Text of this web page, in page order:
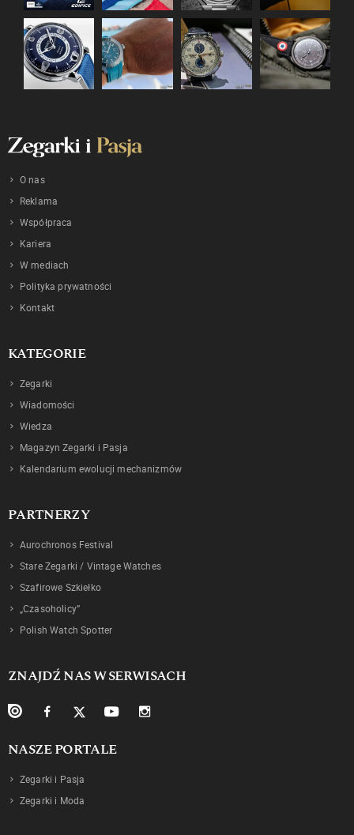
O nas
Reklama
Współpraca
Kariera
W mediach
Polityka prywatności
Kontakt
KATEGORIE
Zegarki
Wiadomości
Wiedza
Magazyn Zegarki i Pasja
Kalendarium ewolucji mechanizmów
PARTNERZY
Aurochronos Festival
Stare Zegarki / Vintage Watches
Szafirowe Szkiełko
„Czasoholicy”
Polish Watch Spotter
ZNAJDŹ NAS W SERWISACH
NASZE PORTALE
Zegarki i Pasja
Zegarki i Moda